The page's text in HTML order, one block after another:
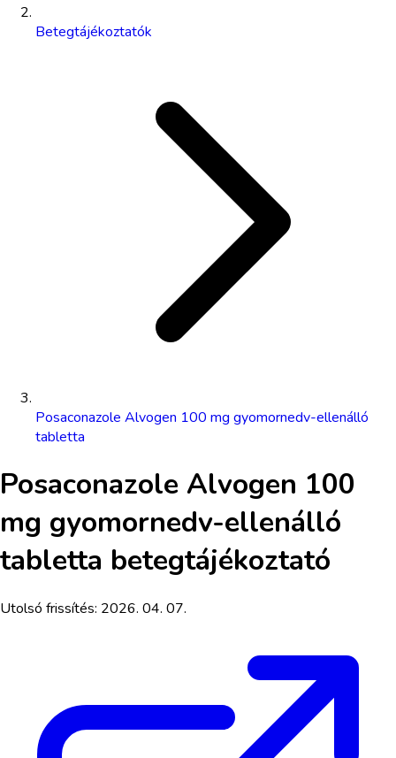
Betegtájékoztatók
Posaconazole Alvogen 100 mg gyomornedv-ellenálló
tabletta
Posaconazole Alvogen 100
mg gyomornedv-ellenálló
tabletta betegtájékoztató
Utolsó frissítés: 2026. 04. 07.